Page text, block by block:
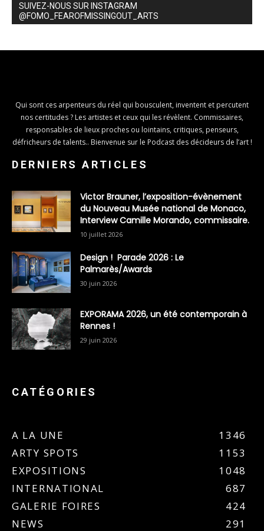
SUIVEZ-NOUS SUR INSTAGRAM
@FOMO_FEAROFMISSINGOUT_ARTS
Qui sont ces arpenteurs du réel qui bousculent, inventent et percutent
nos certitudes ? Les artistes et ceux qui les révèlent. Commissaires,
responsables de lieux proches ou lointains, critiques, penseurs,
défricheurs de talents.. Bienvenue sur le Podcast des décideurs de l’art !
DERNIERS ARTICLES
Victor Brauner, l’exposition-évènement
du Nouveau Musée national de Monaco,
Interview Camille Morando, commissaire.
10 juillet 2026
Design ! Parade 2026 : Le
Palmarès/Awards
30 juin 2026
EXPORAMA 2026, un été contemporain à
Rennes !
29 juin 2026
CATÉGORIES
A LA UNE
1346
ARTY SPOTS
1153
EXPOSITIONS
1048
INTERNATIONAL
687
GALERIE FOIRES
424
NEWS
291